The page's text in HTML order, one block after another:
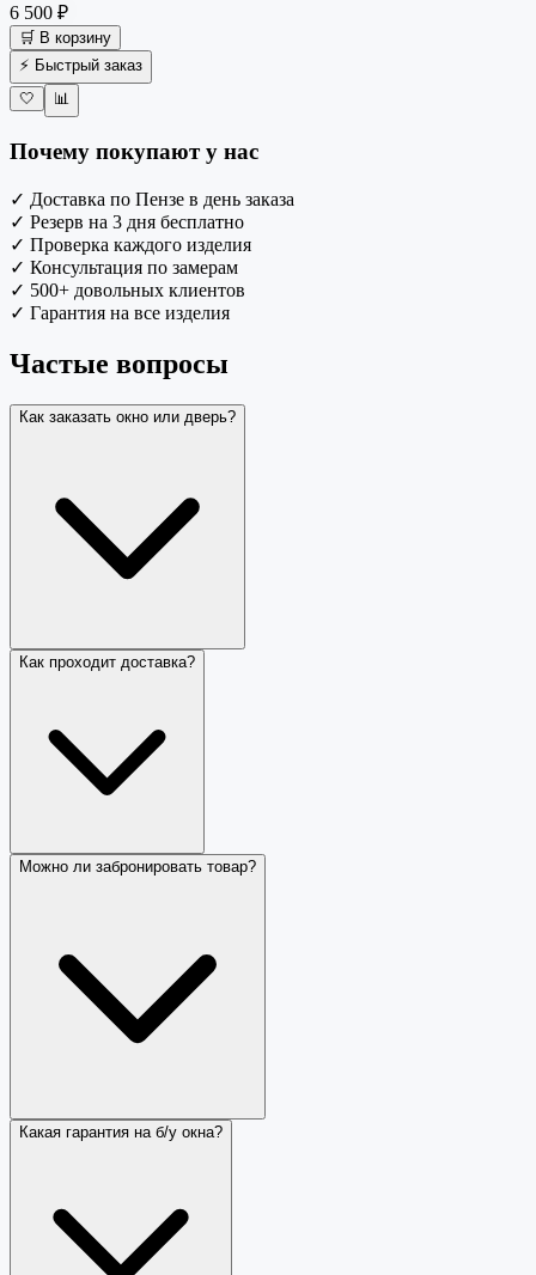
6 500 ₽
🛒 В корзину
⚡ Быстрый заказ
🤍
📊
Почему покупают у нас
✓ Доставка по Пензе в день заказа
✓ Резерв на 3 дня бесплатно
✓ Проверка каждого изделия
✓ Консультация по замерам
✓ 500+ довольных клиентов
✓ Гарантия на все изделия
Частые вопросы
Как заказать окно или дверь?
Как проходит доставка?
Можно ли забронировать товар?
Какая гарантия на б/у окна?